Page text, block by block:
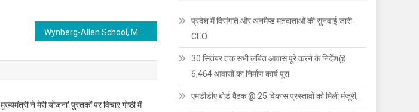
मुख्यमंत्री ने मेरी योजना’ पुस्तकों पर विचार गोष्ठी में
प्रदेश में विसंगति और अनमैप्ड मतदाताओं की सुनवाई जारी-
CEO
30 सितंबर तक सभी लंबित आवास पूरे करने के निर्देश@
6,464 आवासों का निर्माण कार्य पूरा
एमडीडीए बोर्ड बैठक @ 25 विकास प्रस्तावों को मिली मंजूरी,